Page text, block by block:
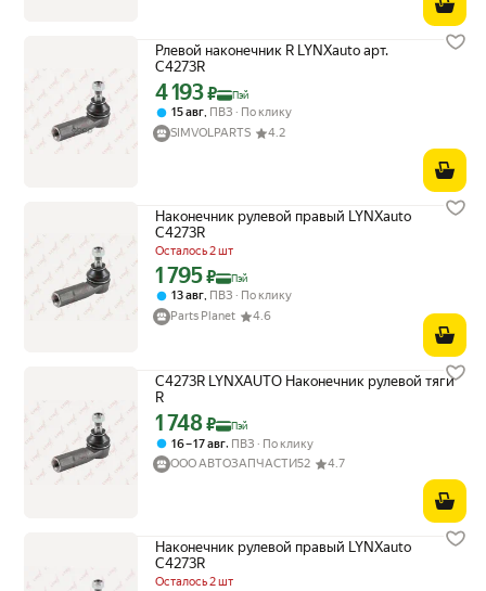
Рлевой наконечник R LYNXauto арт.
C4273R
Цена с картой Яндекс Пэй 4193 ₽ вместо
4 193₽ Пэй
15 авг, ПВЗ
По клику
SIMVOLPARTS
4.2
Наконечник рулевой правый LYNXauto
C4273R
Осталось 2 шт
Цена с картой Яндекс Пэй 1795 ₽ вместо
1 795₽ Пэй
13 авг ПВЗ
По клику
Parts Planet
4.6
C4273R LYNXAUTO Наконечник рулевой тяги
R
Цена с картой Яндекс Пэй 1748 ₽ вместо
1 748₽ Пэй
16 – 17 авг, ПВЗ
По клику
ООО АВТОЗАПЧАСТИ52
4.7
Наконечник рулевой правый LYNXauto
C4273R
Осталось 2 шт